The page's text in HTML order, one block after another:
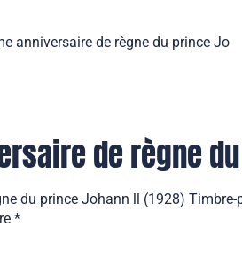
anniversaire de règne du prince Jo
de règne
du prince Johann ll (1928)
*